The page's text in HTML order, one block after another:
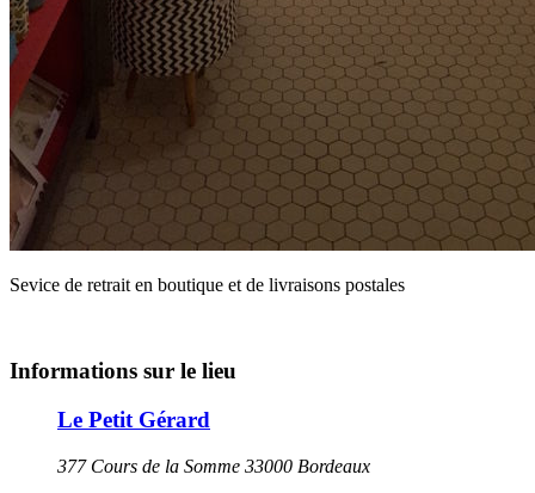
Sevice de retrait en boutique et de livraisons postales
Informations sur le lieu
Le Petit Gérard
377 Cours de la Somme 33000 Bordeaux